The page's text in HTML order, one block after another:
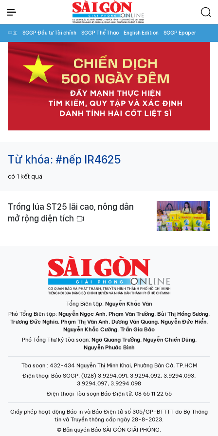
中文 SGGP Đầu tư Tài chính SGGP Thể Thao English Edition SGGP Epaper
Từ khóa: #nếp IR4625
có 1 kết quả
Trồng lúa ST25 lãi cao, nông dân
mở rộng diện tích
Tổng Biên tập: Nguyễn Khắc Văn
Phó Tổng Biên tập: Nguyễn Ngọc Anh, Phạm Văn Trường, Bùi Thị Hồng Sương,
Trương Đức Nghĩa, Phạm Thị Vân Anh, Dương Văn Quang, Nguyễn Đức Hiển,
Nguyễn Khắc Cường, Trần Gia Bảo
Phó Tổng Thư ký tòa soạn: Ngô Quang Trưởng, Nguyễn Chiến Dũng,
Nguyễn Phước Bình
Tòa soạn : 432-434 Nguyễn Thị Minh Khai, Phường Bàn Cờ, TP.HCM
Điện thoại Báo SGGP: (028) 3.9294.091, 3.9294.092, 3.9294.093,
3.9294.097, 3.9294.098
Điện thoại Tòa soạn Báo Điện tử: 08 65 11 22 55
Giấy phép hoạt động Báo in và Báo Điện tử số 305/GP-BTTTT do Bộ Thông
tin và Truyền thông cấp ngày 28-8-2023.
© Bản quyền Báo SÀI GÒN GIẢI PHÓNG.